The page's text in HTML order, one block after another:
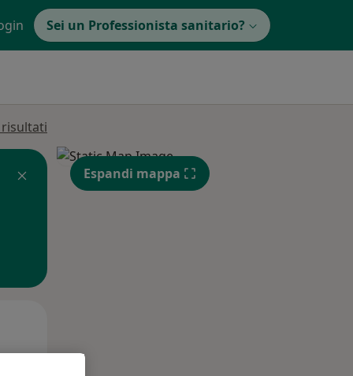
Sei un Professionista sanitario?
Espandi mappa